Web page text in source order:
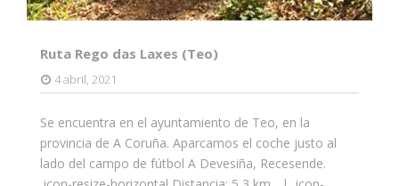
Ruta Rego das Laxes (Teo)
4 abril, 2021
Se encuentra en el ayuntamiento de Teo, en la
provincia de A Coruña. Aparcamos el coche justo al
lado del campo de fútbol A Devesiña, Recesende.